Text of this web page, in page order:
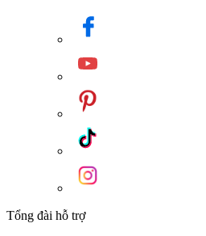
Tổng đài hỗ trợ